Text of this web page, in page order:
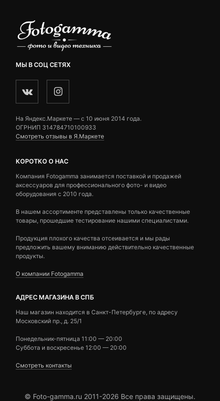
МЫ В СОЦ СЕТЯХ
На Яндекс.Маркете — c 10 июня 2014 года.
ОГРНИП 314784710100933
Смотреть отзывы в Я.Маркете
КОРОТКО О НАС
Компания Fotogamma занимается поставкой и продажей
аксессуаров для профессионального фото- и видео
оборудования с 2010 года.
В нашем ассортименте представлены только качественные
товары, прошедшие тестирование нашими специалистами.
Продукция плохого качества отсеивается и мы рады
предложить вашему вниманию действительно качественные
продукты.
О компании Fotogamma
АДРЕС МАГАЗИНА В СПБ
Наш магазин находится в Санкт-Петербурге, по адресу
Московский пр., д. 25/1
Понедельник-пятница 11:00 — 20:00
Суббота и воскресенье 12:00 — 20:00
Смотреть контакты
© Foto-gamma.ru 2011-2026 Все права защищены.